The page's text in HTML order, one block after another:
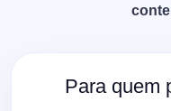
Para quem